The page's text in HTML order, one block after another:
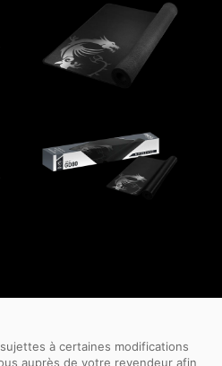
à certaines modifications
auprès de votre revendeur afin